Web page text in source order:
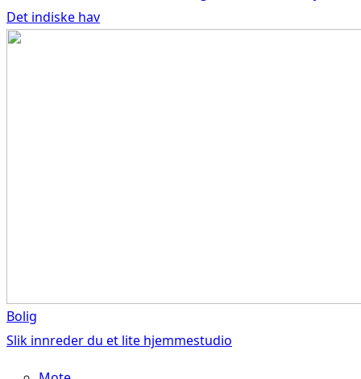
Det indiske hav
Bolig
Slik innreder du et lite hjemmestudio